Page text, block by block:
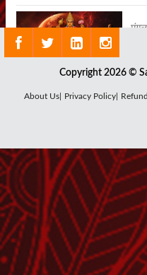
July
Copyright 2026 ©
About Us| Privacy Policy|